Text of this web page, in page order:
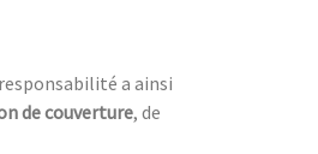
a ainsi
de couverture, de